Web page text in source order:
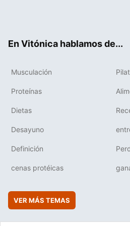
En Vitónica hablamos de...
Musculación
Proteínas
Dietas
Desayuno
Definición
cenas protéicas
VER MÁS TEMAS